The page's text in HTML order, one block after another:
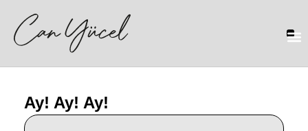
Ay! Ay! Ay!